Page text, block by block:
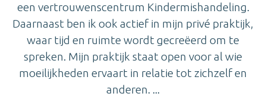
een vertrouwenscentrum Kindermishandeling.
Daarnaast ben ik ook actief in mijn privé praktijk,
waar tijd en ruimte wordt gecreëerd om te
spreken. Mijn praktijk staat open voor al wie
moeilijkheden ervaart in relatie tot zichzelf en
anderen. ...